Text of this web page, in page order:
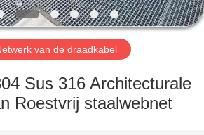
van de draadkabel
Sus 316 Architecturale
Roestvrij staalwebnet